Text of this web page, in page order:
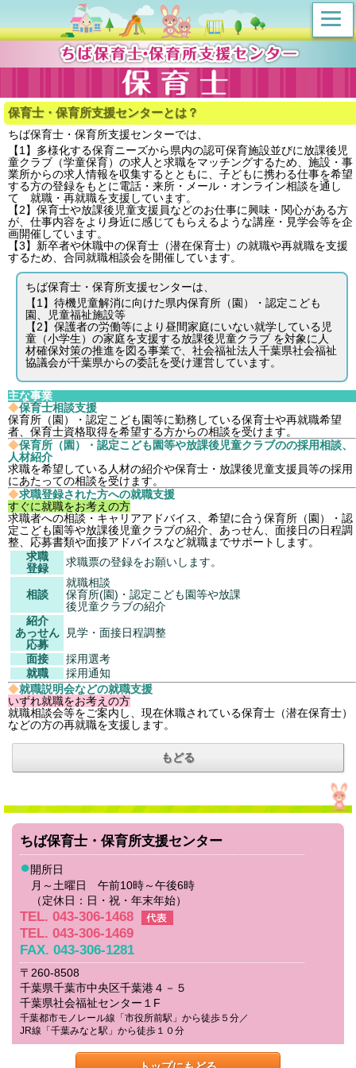
保育士・保育所支援センターとは？
ちば保育士・保育所支援センターでは、
【1】多様化する保育ニーズから県内の認可保育施設並びに放課後児
童クラブ（学童保育）の求人と求職をマッチングするため、施設・事
業所からの求人情報を収集するとともに、子どもに携わる仕事を希望
する方の登録をもとに電話・来所・メール・オンライン相談を通し
て 就職・再就職を支援しています。
【2】保育士や放課後児童支援員などのお仕事に興味・関心がある方
が、仕事内容をより身近に感じてもらえるような講座・見学会等を企
画開催しています。
【3】新卒者や休職中の保育士（潜在保育士）の就職や再就職を支援
するため、合同就職相談会を開催しています。
ちば保育士・保育所支援センターは、
【1】待機児童解消に向けた県内保育所（園）・認定こども
園、児童福祉施設等
【2】保護者の労働等により昼間家庭にいない就学している児
童（小学生）の家庭を支援する放課後児童クラブ を対象に人
材確保対策の推進を図る事業で、社会福祉法人千葉県社会福祉
協議会が千葉県からの委託を受け運営しています。
主な事業
◆保育士相談支援
保育所（園）・認定こども園等に勤務している保育士や再就職希望
者、保育士資格取得を希望する方からの相談を受けます。
◆保育所（園）・認定こども園等や放課後児童クラブのの採用相談、
人材紹介
求職を希望している人材の紹介や保育士・放課後児童支援員等の採用
にあたっての相談を受けます。
◆求職登録された方への就職支援
すぐに就職をお考えの方
求職者への相談・キャリアアドバイス、希望に合う保育所（園）・認
定こども園等や放課後児童クラブの紹介、あっせん、面接日の日程調
整、応募書類や面接アドバイスなど就職までサポートします。
求職
登録
求職票の登録をお願いします。
相談
就職相談
保育所(園)・認定こども園等や放課
後児童クラブの紹介
紹介
あっせん
応募
見学・面接日程調整
面接
採用選考
就職
採用通知
◆就職説明会などの就職支援
いずれ就職をお考えの方
就職相談会等をご案内し、現在休職されている保育士（潜在保育士）
などの方の再就職を支援します。
もどる
ちば保育士・保育所支援センター
●開所日
月～土曜日 午前10時～午後6時
（定休日：日・祝・年末年始）
TEL. 043-306-1468
TEL. 043-306-1469
FAX. 043-306-1281
〒260-8508
千葉県千葉市中央区千葉港４－５
千葉県社会福祉センター１F
千葉都市モノレール線「市役所前駅」から徒歩５分／
JR線「千葉みなと駅」から徒歩１０分